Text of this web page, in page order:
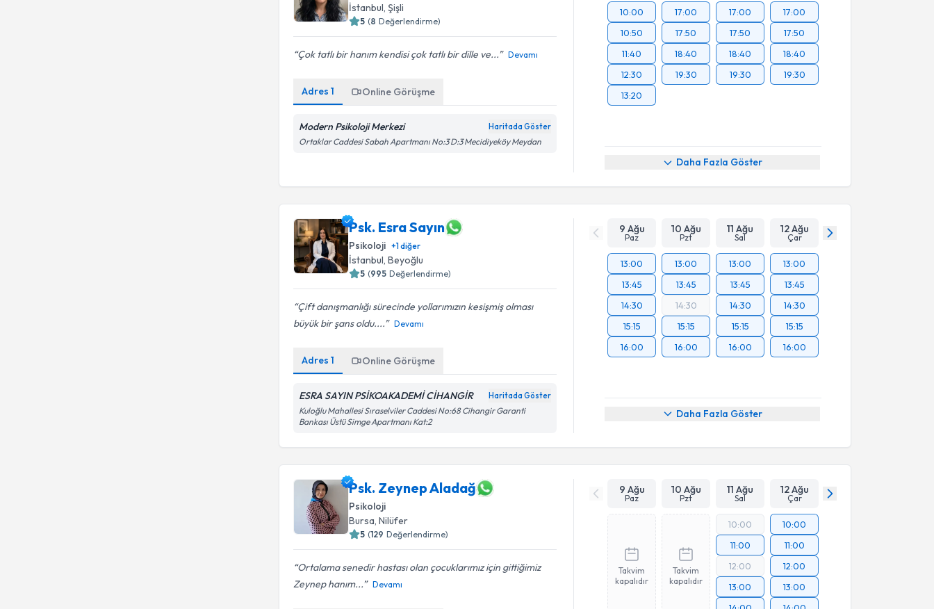
İstanbul, Şişli
5 (8 Değerlendirme)
Çok tatlı bir hanım kendisi çok tatlı bir dille ve... Devamı
Adres1 Online Görüşme
Modern Psikoloji Merkezi Haritada Göster
Ortaklar Caddesi Sabah Apartmanı No:3 D:3 Mecidiyeköy Meydan
10:00
10:50
11:40
12:30
13:20
17:00
17:50
18:40
19:30
17:00
17:50
18:40
19:30
17:00
17:50
18:40
19:30
Daha Fazla Göster
Psk. Esra Sayın
Psikoloji +1diğer
İstanbul , Beyoğlu
5 (995 Değerlendirme)
Çift danışmanlığı sürecinde yollarımızın kesişmiş olması
büyük bir şans oldu....
Devamı
Adres1 Online Görüşme
ESRA SAYIN PSİKOAKADEMİ CİHANGİR Haritada Göster
Kuloğlu Mahallesi Sıraselviler Caddesi No:68 Cihangir Garanti
Bankası Üstü Simge Apartmanı Kat:2
9 Ağu
Paz
10 Ağu
Pzt
11 Ağu
Sal
12 Ağu
Çar
13:00
13:45
14:30
15:15
16:00
13:00
13:45
14:30
15:15
16:00
13:00
13:45
14:30
15:15
16:00
13:00
13:45
14:30
15:15
16:00
Daha Fazla Göster
Psk. Zeynep Aladağ
Psikoloji
Bursa , Nilüfer
5 (129 Değerlendirme)
Ortalama senedir hastası olan çocuklarımız için gittiğimiz
Zeynep hanım...
Devamı
9 Ağu
Paz
10 Ağu
Pzt
11 Ağu
Sal
12 Ağu
Çar
Takvim
kapalıdır
Takvim
kapalıdır
10:00
11:00
12:00
13:00
10:00
11:00
12:00
13:00